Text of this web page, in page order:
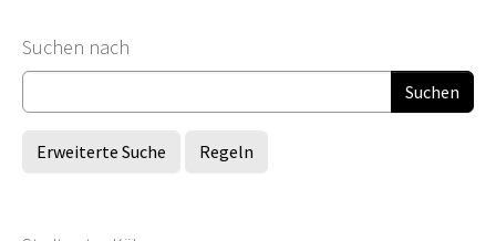
Suchformular
Suchen nach
Erweiterte Suche Regeln